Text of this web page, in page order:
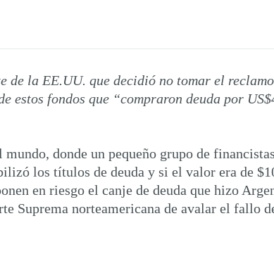
la EE.UU. que decidió no tomar el
fondos que “compraron deuda por
donde un pequeño grupo de
los títulos de deuda y si el valor era de
en riesgo el canje de deuda que hizo
Suprema norteamericana de avalar el fallo